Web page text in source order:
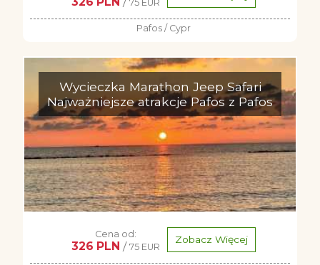
75 EUR
Pafos / Cypr
Wycieczka Marathon Jeep Safari
Najważniejsze atrakcje Pafos z Pafos
Cena od:
326 PLN / 75 EUR
Zobacz Więcej